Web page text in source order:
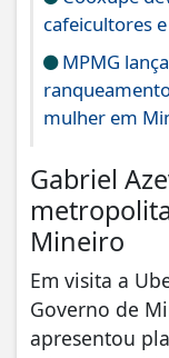
cafeicultores
MPMG
mulher em
Gabriel
Mineiro
Em visita a
Governo de
apresentou